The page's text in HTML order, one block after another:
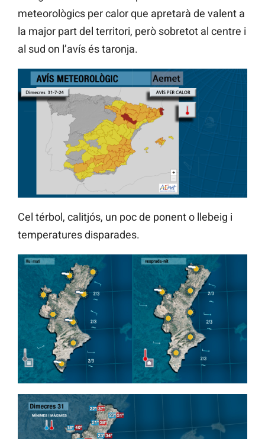
meteorològics per calor que apretarà de valent a
la major part del territori, però sobretot al centre i
al sud on l’avís és taronja.
Cel térbol, calitjós, un poc de ponent o llebeig i
temperatures disparades.